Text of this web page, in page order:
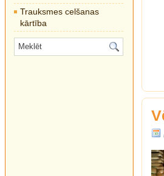
Trauksmes celšanas
kārtība